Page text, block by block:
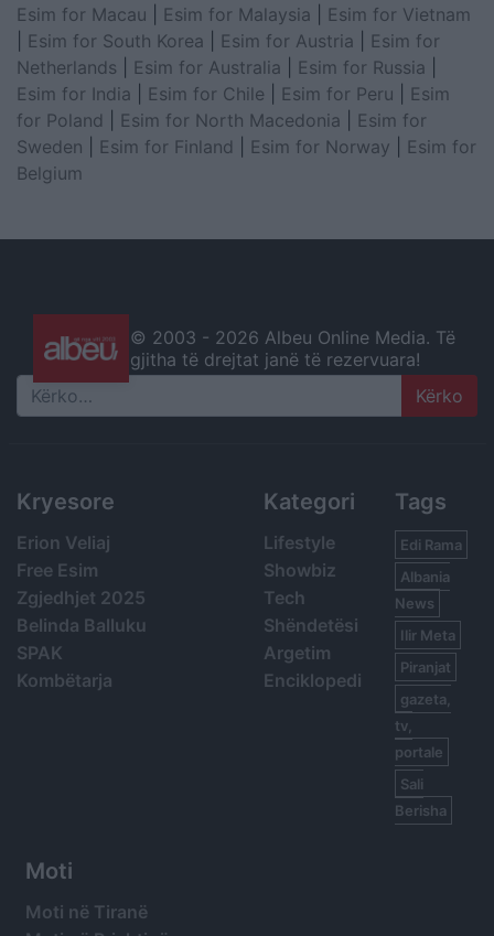
Esim for Macau
Esim for Malaysia
Esim for Vietnam
Esim for South Korea Esim for Austria
Esim for
Netherlands
Esim for Australia Esim for Russia
Esim for India
Esim for Chile Esim for Peru
Esim
for Poland
Esim for North Macedonia
Esim for
Sweden
Esim for Finland Esim for Norway
Esim for
Belgium
© 2003 - 2026 Albeu Online Media. Të
gjitha të drejtat janë të rezervuara!
Search
Kryesore
Erion Veliaj
Free Esim
Zgjedhjet 2025
Belinda Balluku
SPAK
Kombëtarja
Kategori
Lifestyle
Showbiz
Tech
Shëndetësi
Argetim
Enciklopedi
Tags
Edi Rama
Albania
News
Ilir Meta
Piranjat
gazeta,
tv,
portale
Sali
Berisha
Moti
Moti në Tiranë